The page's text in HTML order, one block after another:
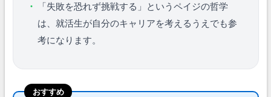
「失敗を恐れず挑戦する」というペイジの哲学
は、就活生が自分のキャリアを考えるうえでも参
考になります。
おすすめ